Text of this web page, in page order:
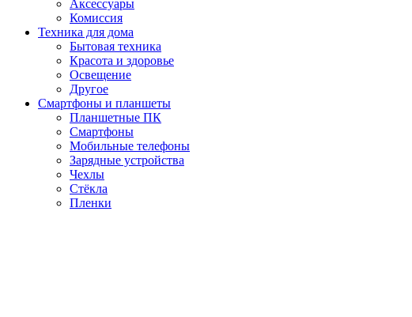
Аксессуары
Комиссия
Техника для дома
Бытовая техника
Красота и здоровье
Освещение
Другое
Смартфоны и планшеты
Планшетные ПК
Смартфоны
Мобильные телефоны
Зарядные устройства
Чехлы
Стёкла
Пленки